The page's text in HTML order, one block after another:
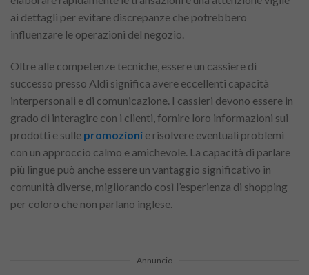
ai dettagli per evitare discrepanze che potrebbero
influenzare le operazioni del negozio.
Oltre alle competenze tecniche, essere un cassiere di
successo presso Aldi significa avere eccellenti capacità
interpersonali e di comunicazione. I cassieri devono essere in
grado di interagire con i clienti, fornire loro informazioni sui
prodotti e sulle promozioni e risolvere eventuali problemi
con un approccio calmo e amichevole. La capacità di parlare
più lingue può anche essere un vantaggio significativo in
comunità diverse, migliorando così l’esperienza di shopping
per coloro che non parlano inglese.
Annuncio